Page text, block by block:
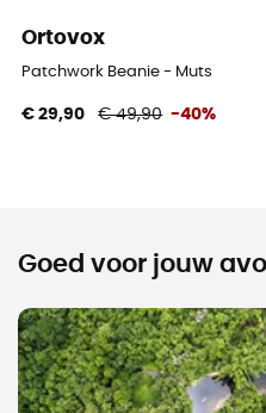
Ortovox
Patchwork Beanie - Muts
€ 29,90 € 49,90 -40%
Goed voor jouw